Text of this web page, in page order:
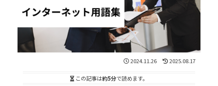
2024.11.26 2025.08.17
この記事は約5分で読めます。